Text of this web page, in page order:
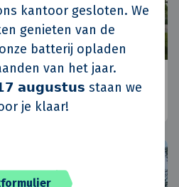
kantoor gesloten. We
genieten van de
batterij opladen
van het jaar.
𝗮𝘂𝗴𝘂𝘀𝘁𝘂𝘀 staan we
je klaar!
Polen•Aktuelle